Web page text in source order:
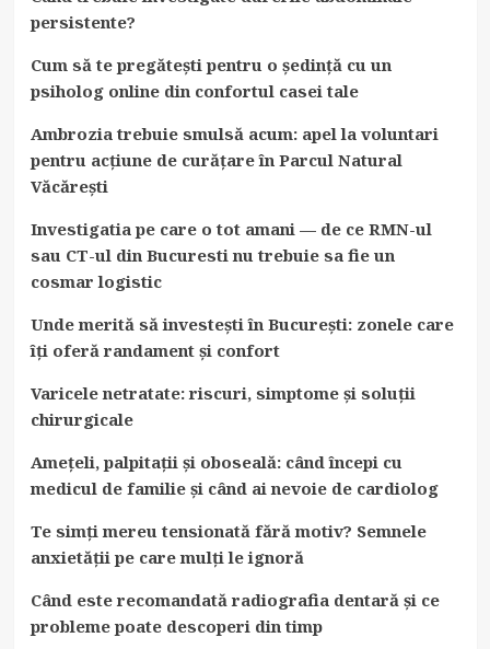
persistente?
Cum să te pregătești pentru o ședință cu un
psiholog online din confortul casei tale
Ambrozia trebuie smulsă acum: apel la voluntari
pentru acțiune de curățare în Parcul Natural
Văcărești
Investigatia pe care o tot amani — de ce RMN-ul
sau CT-ul din Bucuresti nu trebuie sa fie un
cosmar logistic
Unde merită să investești în București: zonele care
îți oferă randament și confort
Varicele netratate: riscuri, simptome și soluții
chirurgicale
Amețeli, palpitații și oboseală: când începi cu
medicul de familie și când ai nevoie de cardiolog
Te simți mereu tensionată fără motiv? Semnele
anxietății pe care mulți le ignoră
Când este recomandată radiografia dentară și ce
probleme poate descoperi din timp